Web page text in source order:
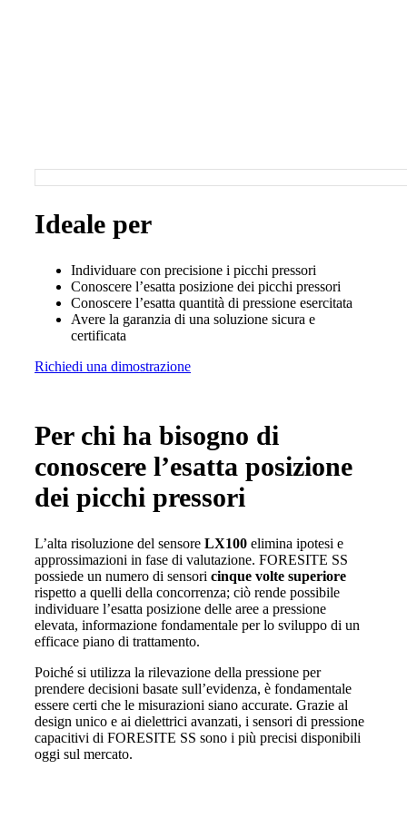
Ideale per
Individuare con precisione i picchi pressori
Conoscere l’esatta posizione dei picchi pressori
Conoscere l’esatta quantità di pressione esercitata
Avere la garanzia di una soluzione sicura e
certificata
Richiedi una dimostrazione
Per chi ha bisogno di
conoscere l’esatta posizione
dei picchi pressori
L’alta risoluzione del sensore LX100 elimina ipotesi e
approssimazioni in fase di valutazione. FORESITE SS
possiede un numero di sensori cinque volte superiore
rispetto a quelli della concorrenza; ciò rende possibile
individuare l’esatta posizione delle aree a pressione
elevata, informazione fondamentale per lo sviluppo di un
efficace piano di trattamento.
Poiché si utilizza la rilevazione della pressione per
prendere decisioni basate sull’evidenza, è fondamentale
essere certi che le misurazioni siano accurate. Grazie al
design unico e ai dielettrici avanzati, i sensori di pressione
capacitivi di FORESITE SS sono i più precisi disponibili
oggi sul mercato.